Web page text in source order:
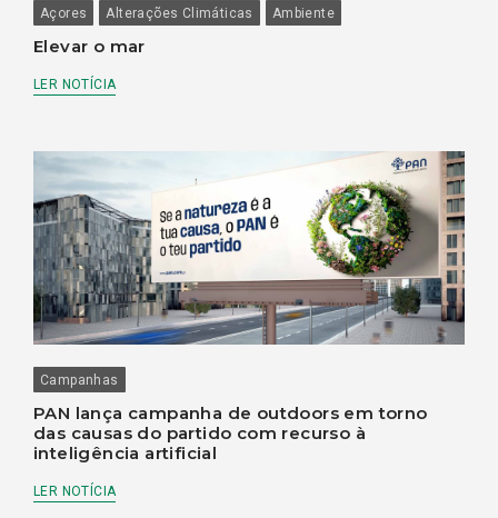
Açores Alterações Climáticas Ambiente
Elevar o mar
LER NOTÍCIA
Campanhas
PAN lança campanha de outdoors em torno
das causas do partido com recurso à
inteligência artificial
LER NOTÍCIA